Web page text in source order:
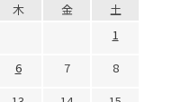
木 金
土
1
6 7
8